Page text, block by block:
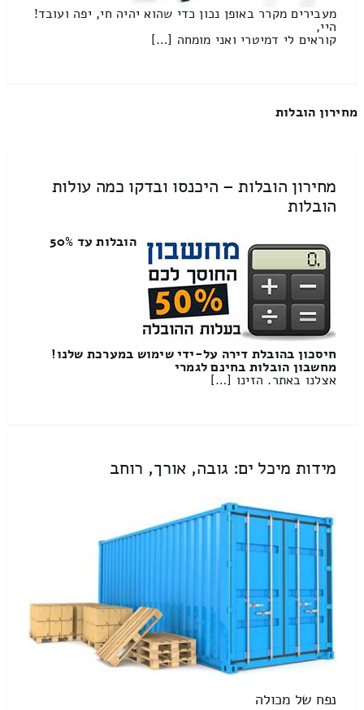
מעבירים מקרר באופן נכון כדי שהוא יהיה חי, יפה ועובד!
היי,
קוראים לי דמיטרי ואני מומחה […]
מחירון הובלות
מחירון הובלות – היכנסו ובדקו כמה עולות
הובלות
הובלות עד 50%
חיסכון בהובלת דירה על-ידי שימוש במערכת שלנו!
מחשבון הובלות בחינם לגמרי
אצלנו באתר. הזינו […]
מידות מיכל ים: גובה, אורך, רוחב
נפח של מכולה